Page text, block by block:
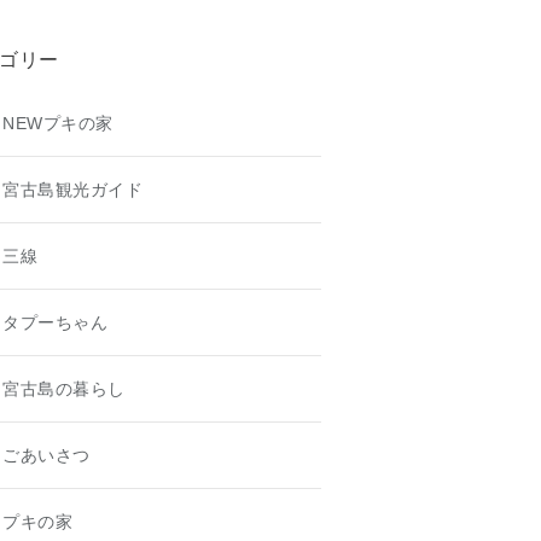
リー
NEWプキの家
宮古島観光ガイド
三線
タプーちゃん
宮古島の暮らし
ごあいさつ
プキの家